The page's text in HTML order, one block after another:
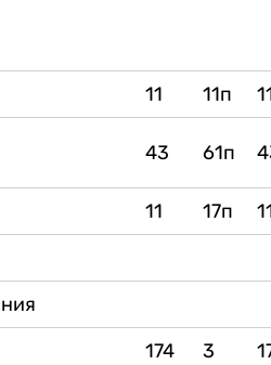
11 11п
43 61п
11 17п
174 3